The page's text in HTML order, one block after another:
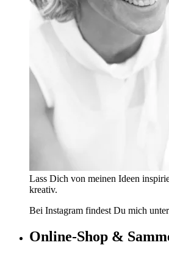
Lass Dich von meinen Ideen
kreativ.
Bei Instagram findest Du mich
Online-Shop &